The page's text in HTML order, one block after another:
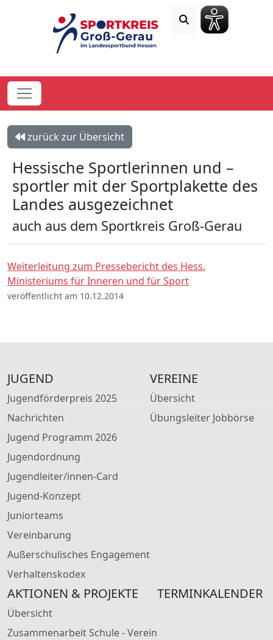
zurück zur Übersicht
Hessische Sportlerinnen und –
sportler mit der Sportplakette des
Landes ausgezeichnet
auch aus dem Sportkreis Groß-Gerau
Weiterleitung zum Pressebericht des Hess.
Ministeriums für Inneren und für Sport
veröffentlicht am 10.12.2014
JUGEND
Jugendförderpreis 2025
Nachrichten
Jugend Programm 2026
Jugendordnung
Jugendleiter/innen-Card
Jugend-Konzept
Juniorteams
Vereinbarung
Außerschulisches Engagement
Verhaltenskodex
VEREINE
Übersicht
Übungsleiter Jobbörse
AKTIONEN & PROJEKTE
Übersicht
Zusammenarbeit Schule - Verein
TERMINKALENDER